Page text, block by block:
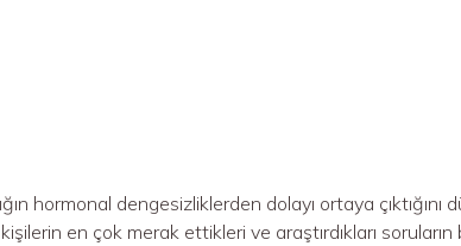
hormonal dengesizliklerden dolayı ortaya çıktığını
en çok merak ettikleri ve araştırdıkları soruların